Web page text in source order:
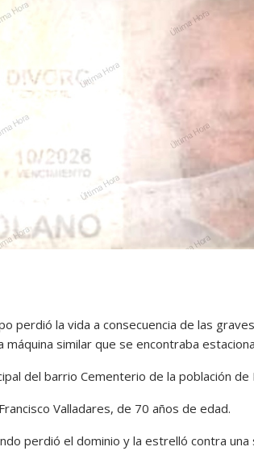
perdió la vida a consecuencia de las
similar que se encontraba
del barrio Cementerio de la población de
Valladares, de 70 años de edad.
perdió el dominio y la estrelló contra